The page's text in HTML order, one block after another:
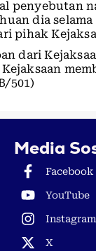
penyebutan
dia
pihak
dari
501)
Media
Facebook
YouTube
Instagram
X